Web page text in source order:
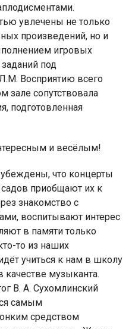
увлечены не только
произведений, но и
игровых
под
Восприятию всего
зале сопутствовала
подготовленная
и весёлым!
что концерты
садов приобщают их к
знакомство с
воспитывают интерес
в памяти только
то из наших
учиться к нам в школу
качестве музыканта.
В. А. Сухомлинский
самым
средством